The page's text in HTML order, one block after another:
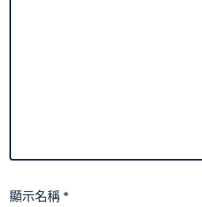
顯示名稱*